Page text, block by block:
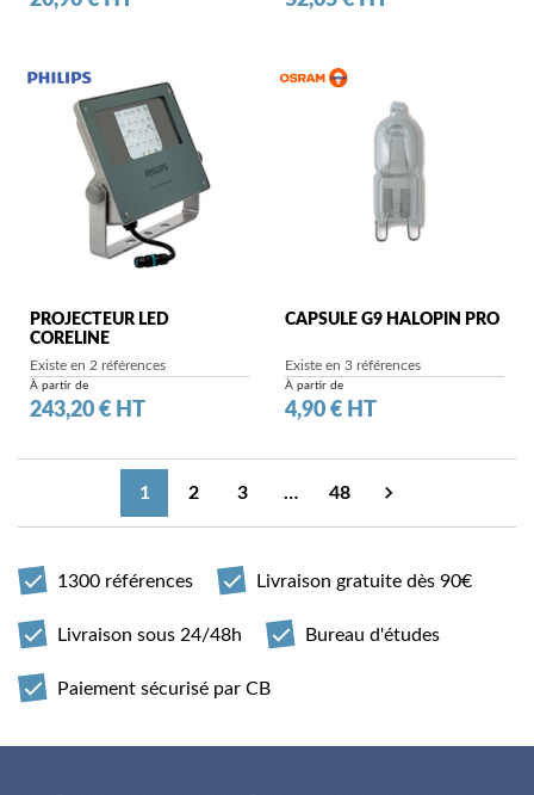
PROJECTEUR LED
CORELINE
Existe en 2 références
À partir de
Prix
243,20 € HT
CAPSULE G9 HALOPIN PRO
Existe en 3 références
À partir de
Prix
4,90 € HT
1 2 3 … 48
Suivant

1300 références Livraison gratuite dès 90€
Livraison sous 24/48h Bureau d'études
Paiement sécurisé par CB